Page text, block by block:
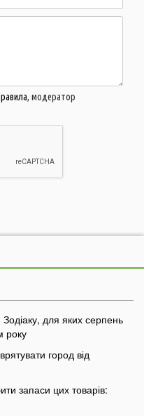
, модератор
для яких серпень
року
город від
запаси цих товарів: